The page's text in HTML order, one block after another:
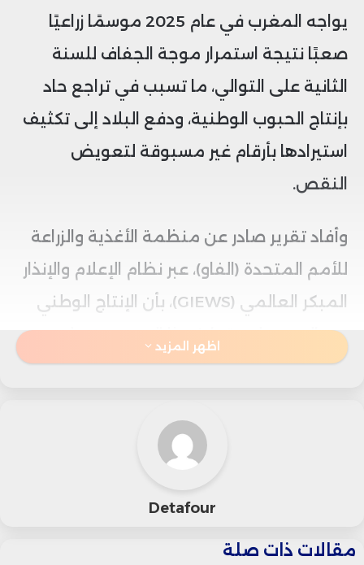
يواجه المغرب في عام 2025 موسمًا زراعيًا
صعبًا نتيجة استمرار موجة الجفاف للسنة
الثانية على التوالي، ما تسبب في تراجع حاد
بإنتاج الحبوب الوطنية، ودفع البلاد إلى تكثيف
استيرادها بأرقام غير مسبوقة لتعويض
النقص.
وأفاد تقرير صادر عن منظمة الأغذية والزراعة
للأمم المتحدة (الفاو)، عبر نظام الإعلام والإنذار
المبكر العالمي (GIEWS)، بأن الإنتاج الوطني
من الحبوب لن يتجاوز هذا الموسم 4 ملايين
طن، بانخفاض يصل إلى 27% مقارنة
رئيسية، منها فاس-بولمان، الغرب، الدار البيضاء
الكبرى، وطنجة-تطوان.
اظهر المزيد
Detafour
مقالات ذات صلة